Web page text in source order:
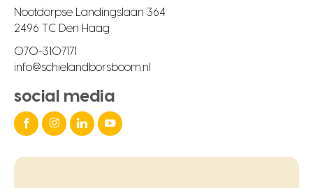
Nootdorpse Landingslaan 364
2496 TC Den Haag
070-3107171
info@schielandborsboom.nl
social media